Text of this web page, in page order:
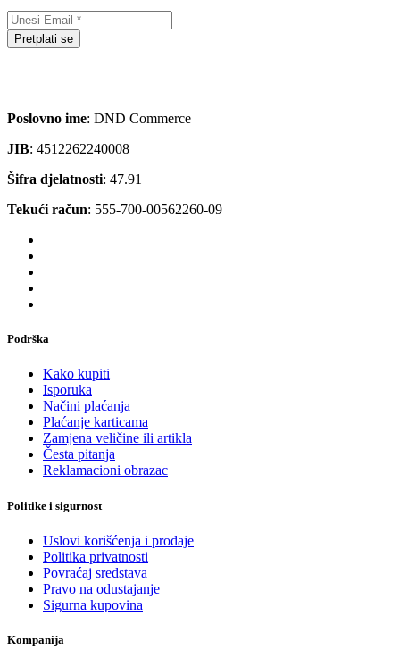
Pretplati se
Poslovno ime: DND Commerce
JIB: 4512262240008
Šifra djelatnosti: 47.91
Tekući račun: 555-700-00562260-09
Podrška
Kako kupiti
Isporuka
Načini plaćanja
Plaćanje karticama
Zamjena veličine ili artikla
Česta pitanja
Reklamacioni obrazac
Politike i sigurnost
Uslovi korišćenja i prodaje
Politika privatnosti
Povraćaj sredstava
Pravo na odustajanje
Sigurna kupovina
Kompanija